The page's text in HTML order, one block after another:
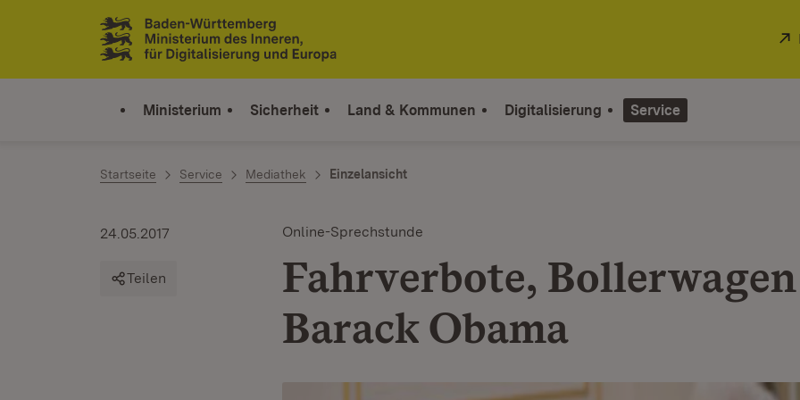
Zum Inhalt springen
Link zur Startseite
Ministerium Sicherheit Land & Kommunen Digitalisierung Service
Startseite Service Mediathek Einzelansicht
Online-Sprechstunde
Fahrverbote,
Barack Obama
24.05.2017
Teilen